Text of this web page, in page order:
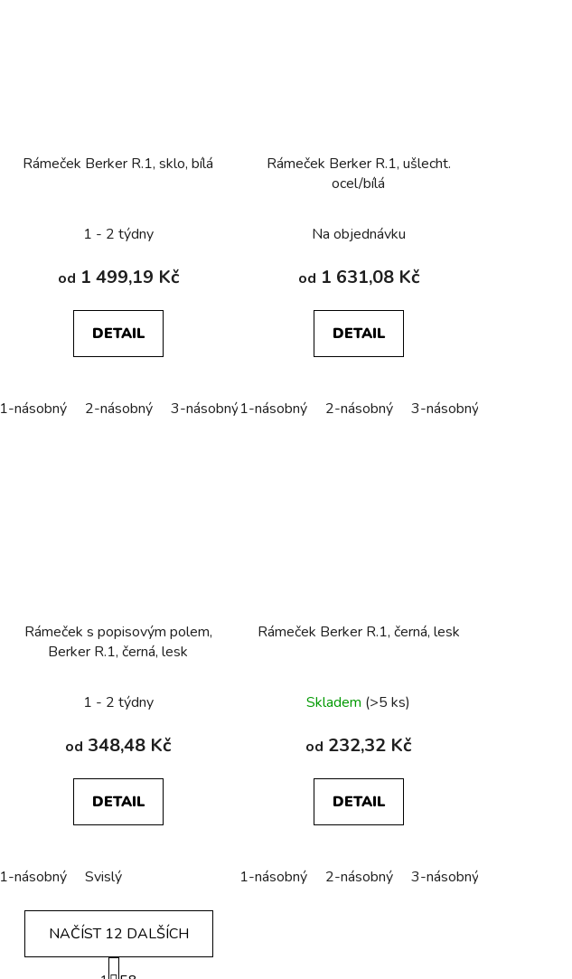
4-násobný 5-násobný
Rámeček Berker R.1, sklo, bílá
1 - 2 týdny
od 1 499,19 Kč
DETAIL
1-násobný 2-násobný 3-násobný 4-násobný 5-násobný
Rámeček Berker R.1, ušlecht.
ocel/bílá
Na objednávku
od 1 631,08 Kč
DETAIL
1-násobný 2-násobný 3-násobný
4-násobný 5-násobný
Rámeček s popisovým polem,
Berker R.1, černá, lesk
1 - 2 týdny
od 348,48 Kč
DETAIL
1-násobný Svislý
Rámeček Berker R.1, černá, lesk
Skladem (>5 ks)
od 232,32 Kč
DETAIL
1-násobný 2-násobný 3-násobný
NAČÍST 12 DALŠÍCH
S